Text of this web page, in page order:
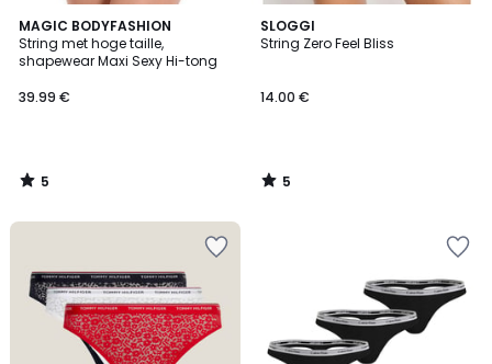
MAGIC BODYFASHION
String met hoge taille,
shapewear Maxi Sexy Hi-tong
39.99 €
5
/
5
5
/
SLOGGI
String Zero Feel Bliss
14.00 €
5
/
5
/